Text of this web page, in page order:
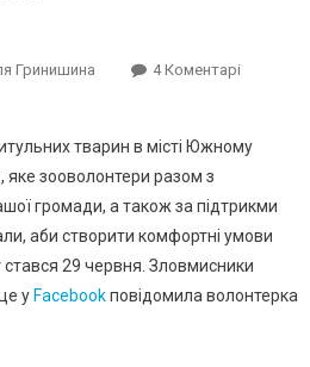
Гринишина 4 КоментаріДо
Невідомі
В
Пункт
тварин в місті Южному
зооволонтери разом з
громади, а також за підтрикми
аби створити комфортні умови
29 червня. Зловмисники
у Facebookповідомила волонтерка